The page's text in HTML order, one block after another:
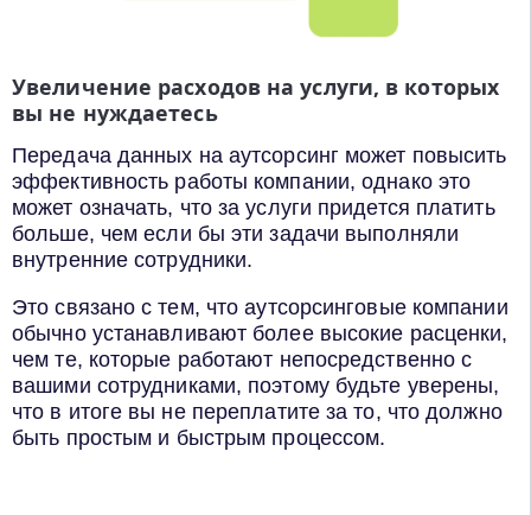
Увеличение расходов на услуги, в которых
вы не нуждаетесь
Передача данных на аутсорсинг может повысить
эффективность работы компании, однако это
может означать, что за услуги придется платить
больше, чем если бы эти задачи выполняли
внутренние сотрудники.
Это связано с тем, что аутсорсинговые компании
обычно устанавливают более высокие расценки,
чем те, которые работают непосредственно с
вашими сотрудниками, поэтому будьте уверены,
что в итоге вы не переплатите за то, что должно
быть простым и быстрым процессом.